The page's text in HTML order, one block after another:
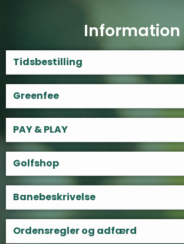
Information
Tidsbestilling
Greenfee
PAY & PLAY
Golfshop
Banebeskrivelse
Ordensregler og adfærd